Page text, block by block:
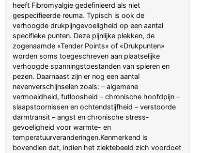
heeft Fibromyalgie gedefinieerd als niet
gespecifieerde reuma. Typisch is ook de
verhoogde drukpijngevoeligheid op een aantal
specifieke punten. Deze pijnlijke plekken, de
zogenaamde «Tender Points» of «Drukpunten»
worden soms toegeschreven aan plaatselijke
verhoogde spanningstoestanden van spieren en
pezen. Daarnaast zijn er nog een aantal
nevenverschijnselen zoals: – algemene
vermoeidheid, futloosheid – chronische hoofdpijn –
slaapstoornissen en ochtendstijfheid – verstoorde
darmtransit – angst en chronische stress-
gevoeligheid voor warmte- en
temperatuurveranderingen.Kenmerkend is
bovendien dat, indien het ziektebeeld zich voordoet